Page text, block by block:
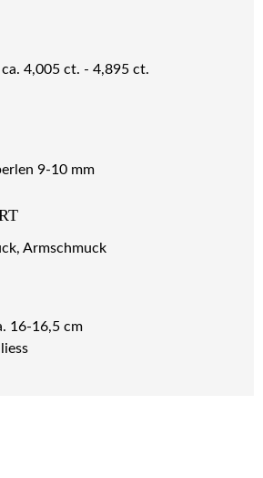
4,005 ct. - 4,895 ct.
9-10 mm
Armschmuck
16-16,5 cm